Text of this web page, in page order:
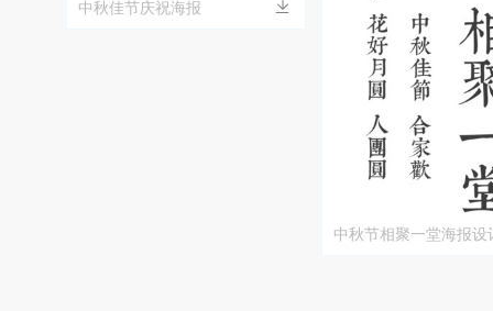
中秋佳节庆祝海报
中秋节相聚一堂海报设